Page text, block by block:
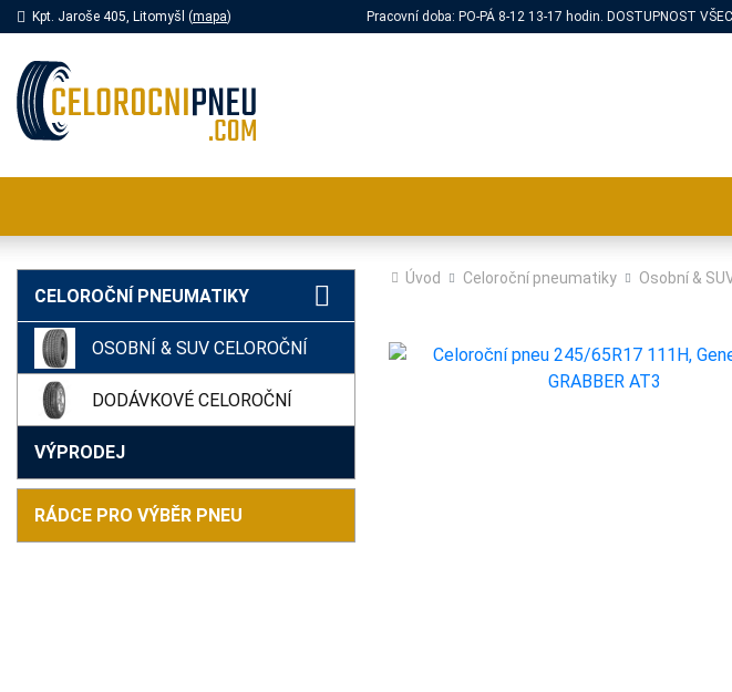
Kpt. Jaroše 405, Litomyšl (mapa) Pracovní doba: PO-PÁ 8-12 13-17 hodin. DOSTUPNOST
CELOROČNÍ PNEUMATIKY
OSOBNÍ & SUV CELOROČNÍ
DODÁVKOVÉ CELOROČNÍ
VÝPRODEJ
RÁDCE PRO VÝBĚR PNEU
Úvod Celoroční pneumatiky Osobní &